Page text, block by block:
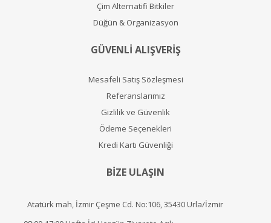
Çim Alternatifi Bitkiler
Düğün & Organizasyon
GÜVENLİ ALIŞVERİŞ
Mesafeli Satış Sözleşmesi
Referanslarımız
Gizlilik ve Güvenlik
Ödeme Seçenekleri
Kredi Kartı Güvenliği
BİZE ULAŞIN
Atatürk mah, İzmir Çeşme Cd. No:106, 35430 Urla/İzmir